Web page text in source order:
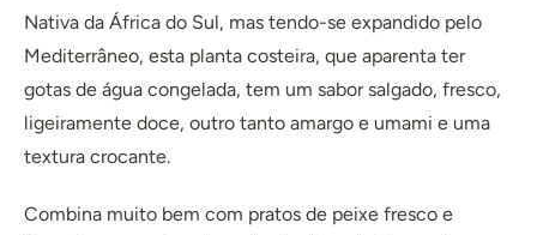
Nativa da África do Sul, mas tendo-se expandido pelo
Mediterrâneo, esta planta costeira, que aparenta ter
gotas de água congelada, tem um sabor salgado, fresco,
ligeiramente doce, outro tanto amargo e umami e uma
textura crocante.
Combina muito bem com pratos de peixe fresco e